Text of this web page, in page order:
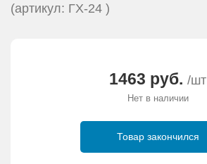
(артикул: ГХ-24 )
1463 руб. /шт
Нет в наличии
Товар закончился
О КОМПАНИИ
СЕРТИФИКАТЫ